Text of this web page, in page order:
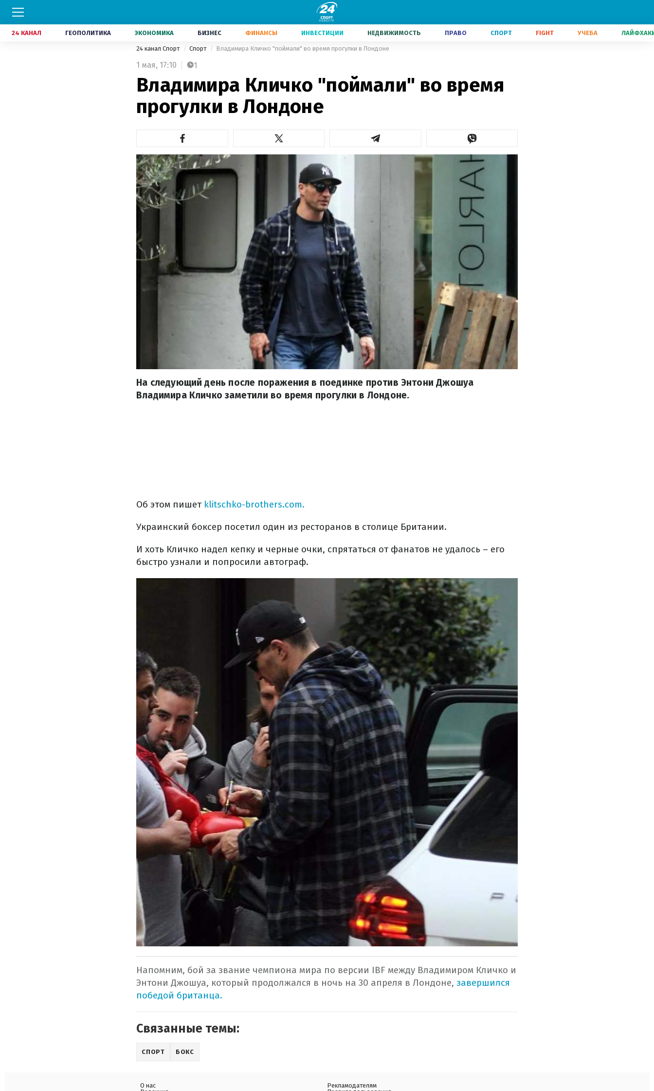
24 КАНАЛ ГЕОПОЛИТИКА ЭКОНОМИКА БИЗНЕС ФИНАНСЫ ИНВЕСТИЦИИ НЕДВИЖИМОСТЬ ПРАВО СПОРТ FIGHT УЧЕБА
24 канал Спорт Спорт Владимира Кличко "поймали" во время прогулки в Лондоне
1 мая, 17:10 1
Владимира Кличко "поймали" во время
прогулки в Лондоне
На следующий день после поражения в поединке против Энтони Джошуа
Владимира Кличко заметили во время прогулки в Лондоне.
Об этом пишет klitschko-brothers.com.
Украинский боксер посетил один из ресторанов в столице Британии.
И хоть Кличко надел кепку и черные очки, спрятаться от фанатов не удалось – его
быстро узнали и попросили автограф.
Напомним, бой за звание чемпиона мира по версии IBF между Владимиром Кличко и
Энтони Джошуа, который продолжался в ночь на 30 апреля в Лондоне, завершился
победой британца.
Связанные темы:
СПОРТ БОКС
О нас
Рекламодателям